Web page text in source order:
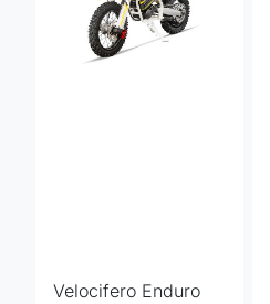
Velocifero Enduro